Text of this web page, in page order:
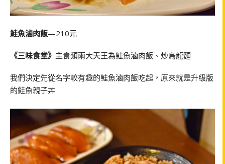
鮭魚滷肉飯—210元
《三味食堂》 主食類兩大天王為鮭魚滷肉飯、炒烏龍麵
我們決定先從名字較有趣的鮭魚滷肉飯吃起，原來就是升級版
的鮭魚親子丼